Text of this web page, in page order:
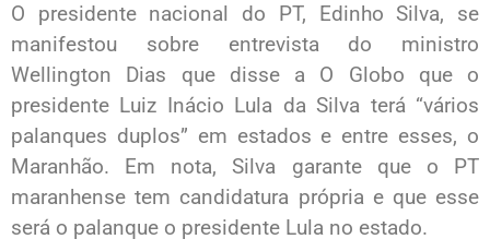
O presidente nacional do PT, Edinho Silva, se
manifestou sobre entrevista do ministro
Wellington Dias que disse a O Globo que o
presidente Luiz Inácio Lula da Silva terá “vários
palanques duplos” em estados e entre esses, o
Maranhão. Em nota, Silva garante que o PT
maranhense tem candidatura própria e que esse
será o palanque o presidente Lula no estado.